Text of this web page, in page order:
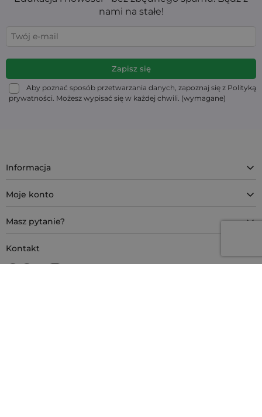
nami na stałe!
Aby poznać sposób przetwarzania danych, zapoznaj się z Polityką
prywatności. Możesz wypisać się w każdej chwili. (wymagane)
Informacja
Moje konto
Masz pytanie?
Kontakt